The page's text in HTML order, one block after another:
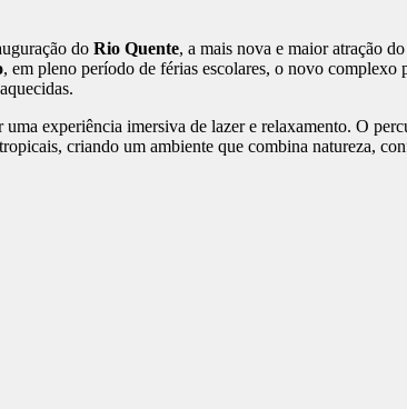
do Rio Quente, a mais nova e maior atração do
, em pleno período de férias escolares, o novo
experiência imersiva de lazer e relaxamento. O
criando um ambiente que combina natureza,